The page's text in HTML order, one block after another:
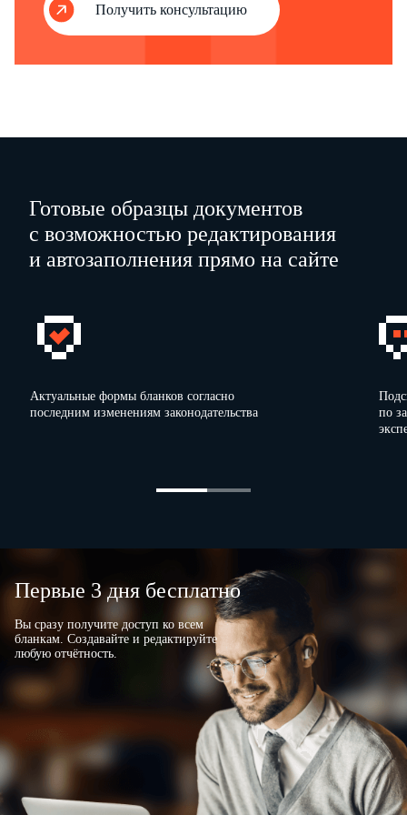
Получить консультацию
Готовые образцы документов
с возможностью редактирования
и автозаполнения прямо на сайте
Актуальные формы бланков согласно
последним изменениям законодательства
по
Первые 3 дня бесплатно
Вы сразу получите доступ ко всем
бланкам. Создавайте и редактируйте
любую отчётность.